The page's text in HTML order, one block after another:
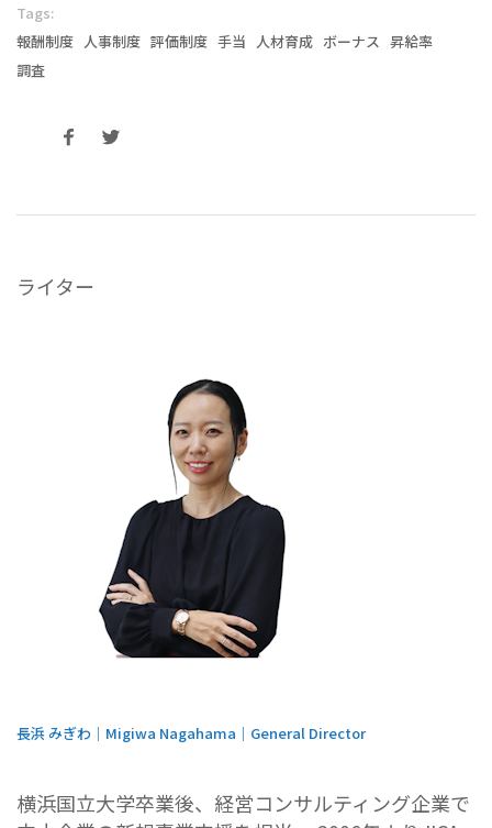
Tags:
報酬制度 人事制度 評価制度 手当 人材育成 ボーナス 昇給率
調査
ライター
長浜 みぎわ｜Migiwa Nagahama｜General Director
横浜国立大学卒業後、経営コンサルティング企業で